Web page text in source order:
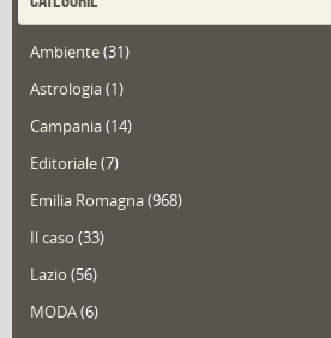
Ambiente(31)
Astrologia(1)
Campania(14)
Editoriale(7)
Emilia Romagna(968)
Il caso (33)
Lazio (56)
MODA(6)